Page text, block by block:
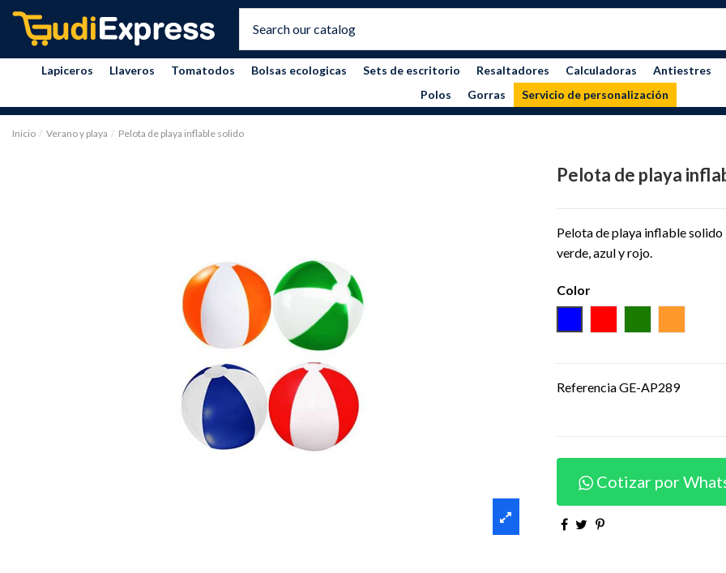
Lapiceros Llaveros Tomatodos Bolsas ecologicas Sets de escritorio Resaltadores Calculadoras
Antiestres
Polos
Gorras Servicio de personalización
Inicio Verano y playa Pelota de playa inflable solido
Pelota de playa
Pelota de playa inflable
verde, azul y rojo.
Color
ReferenciaGE-AP289
Cotizar por